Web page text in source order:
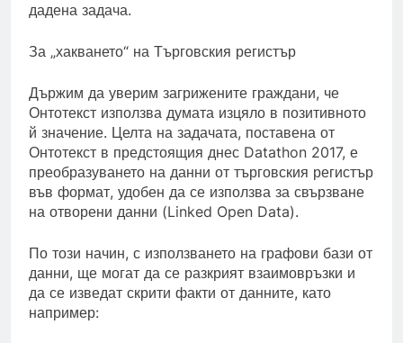
дадена задача.
За „хакването“ на Търговския регистър
Държим да уверим загрижените граждани, че
Онтотекст използва думата изцяло в позитивното
й значение. Целта на задачата, поставена от
Онтотекст в предстоящия днес Datathon 2017, е
преобразуването на данни от търговския регистър
във формат, удобен да се използва за свързване
на отворени данни (Linked Open Data).
По този начин, с използването на графови бази от
данни, ще могат да се разкрият взаимовръзки и
да се изведат скрити факти от данните, като
например: